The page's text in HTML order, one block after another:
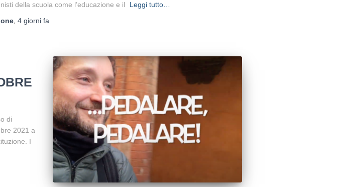
della scuola come l’educazione e il
Leggi tutto…
, 4 giornifa
di
2021 a
I